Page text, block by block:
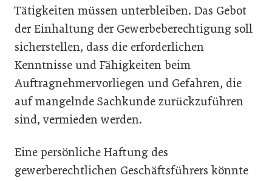
Tätigkeiten müssen unterbleiben. Das Gebot
der Einhaltung der Gewerbeberechtigung soll
sicherstellen, dass die erforderlichen
Kenntnisse und Fähigkeiten beim
Auftragnehmervorliegen und Gefahren, die
auf mangelnde Sachkunde zurückzuführen
sind, vermieden werden.
Eine persönliche Haftung des
gewerberechtlichen Geschäftsführers könnte